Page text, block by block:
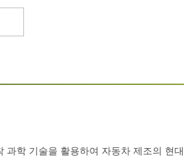
과학 기술을 활용하여 자동차 제조의 현